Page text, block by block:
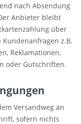
nach Absendung
Anbieter bleibt
über
z.B.
Reklamationen,
oder Gutschriften.
Versandweg an
sofern nichts